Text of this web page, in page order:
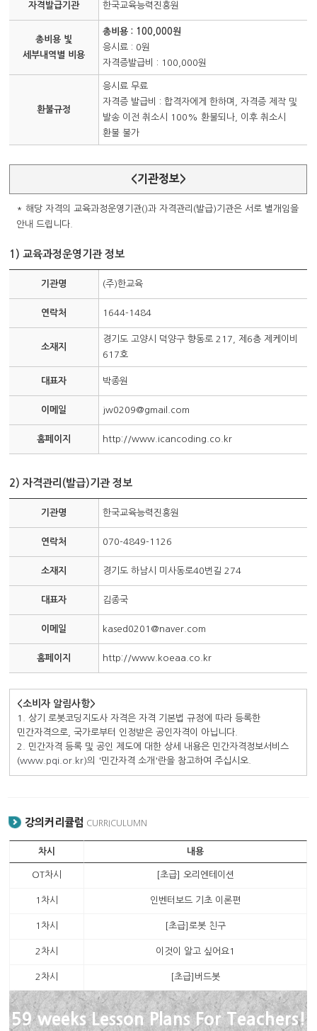
자격발급기관 한국교육능력진흥원
총비용 빛
세부내역별 비용
총비용 : 100,000원
응시료 : 0원
자격증발급비 : 100,000원
환불규정
응시료 무료
자격증 발급비 : 합격자에게 한하며, 자격증 제작 및
발송 이전 취소시 100% 환불되나, 이후 취소시
환불 불가
<기관정보>
* 해당 자격의 교육과정운영기관()과 자격관리(발급)기관은 서로 별개임을
안내 드립니다.
1) 교육과정운영기관 정보
기관명 (주)한교육
연락처 1644-1484
소재지
경기도 고양시 덕양구 향동로 217, 제6층 제케이비
617호
대표자 박종원
이메일 jw0209@gmail.com
홈페이지 http://www.icancoding.co.kr
2) 자격관리(발급)기관 정보
기관명 한국교육능력진흥원
연락처 070-4849-1126
소재지 경기도 하남시 미사동로40번길 274
대표자 김종국
이메일 kased0201@naver.com
홈페이지 http://www.koeaa.co.kr
<소비자 알림사항>
1. 상기 로봇코딩지도사 자격은 자격 기본법 규정에 따라 등록한
민간자격으로, 국가로부터 인정받은 공인자격이 아닙니다.
2. 민간자격 등록 및 공인 제도에 대한 상세 내용은 민간자격정보서비스
(www.pqi.or.kr)의 '민간자격 소개'란을 참고하여 주십시오.
강의커리큘럼 CURRICULUMN
차시 내용
OT차시 [초급] 오리엔테이션
1차시 인벤터보드 기초 이론편
1차시 [초급]로봇 친구
2차시 이것이 알고 싶어요1
2차시 [초급]버드봇
59 weeks Lesson Plans For Teachers!